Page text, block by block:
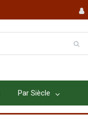
Par Siècle